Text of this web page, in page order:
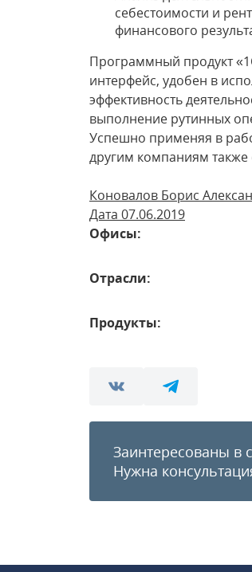
себестоимости и
финансового
Программный продукт
интерфейс, удобен в
эффективность
выполнение рутинных
Успешно применяя в
другим компаниям также
Коновалов Борис
Дата 07.06.2019
Офисы:
Отрасли:
Продукты:
Заинтересованы в
Нужна